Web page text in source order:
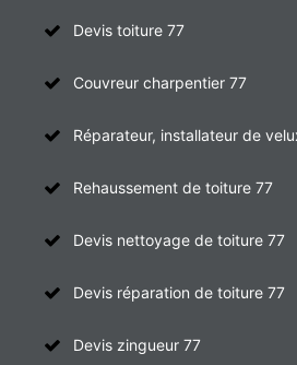
Devis toiture 77
Couvreur charpentier 77
Réparateur, installateur de
Rehaussement de toiture 77
Devis nettoyage de toiture 77
Devis réparation de toiture 77
Devis zingueur 77